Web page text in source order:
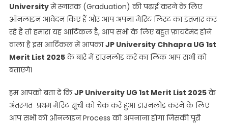
Universityमें स्नातक (Graduation) की पढ़ाई करने के लिए
ऑनलाइन आवेदन किए हैं और आप अपना मेरिट लिस्ट का इंतजार कर
रहे हैं तो हमारा यह आर्टिकल है, आप सभी के लिए बहुत फ़ायदेमंद होने
वाला है इस आर्टिकल में आपकाJP University Chhapra UG 1st
Merit List 2025के बारे में डाउनलोड करें का लिंक आप सभी को
बताएंगे।
हम आपको बता दें किJP University UG 1st Merit List 2025के
अंतरगत प्रथम मेरिट सूची को चेक करें हुआ डाउनलोड करने के लिए
आप सभी को ऑनलाइन Process को अपनाना होगा जिसकी पूरी